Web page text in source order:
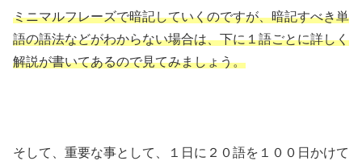
ミニマルフレーズで暗記していくのですが、暗記すべき単
語の語法などがわからない場合は、下に１語ごとに詳しく
解説が書いてあるので見てみましょう。
そして、重要な事として、１日に２０語を１００日かけて